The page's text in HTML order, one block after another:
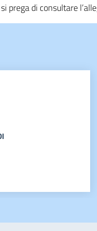
prega di consultare